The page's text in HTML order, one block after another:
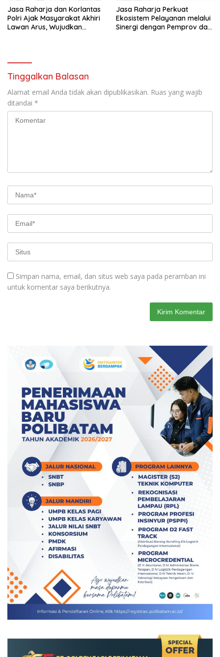
Jasa Raharja dan Korlantas
Polri Ajak Masyarakat Akhiri
Lawan Arus, Wujudkan
Jasa Raharja Perkuat
Ekosistem Pelayanan melalui
Sinergi dengan Pemprov dan
Tinggalkan Balasan
Alamat email Anda tidak akan dipublikasikan. Ruas yang wajib
ditandai *
Simpan nama, email, dan situs web saya pada peramban ini
untuk komentar saya berikutnya.